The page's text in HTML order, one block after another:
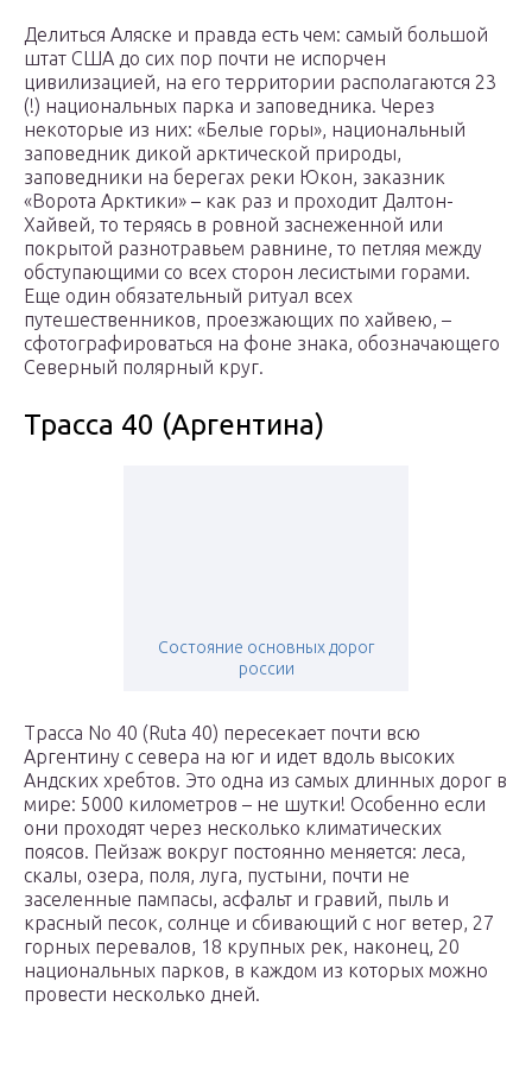
Делиться Аляске и правда есть чем: самый большой
штат США до сих пор почти не испорчен
цивилизацией, на его территории располагаются 23
(!) национальных парка и заповедника. Через
некоторые из них: «Белые горы», национальный
заповедник дикой арктической природы,
заповедники на берегах реки Юкон, заказник
«Ворота Арктики» – как раз и проходит Далтон-
Хайвей, то теряясь в ровной заснеженной или
покрытой разнотравьем равнине, то петляя между
обступающими со всех сторон лесистыми горами.
Еще один обязательный ритуал всех
путешественников, проезжающих по хайвею, –
сфотографироваться на фоне знака, обозначающего
Северный полярный круг.
Трасса 40 (Аргентина)
Состояние основных дорог
россии
Трасса No 40 (Ruta 40) пересекает почти всю
Аргентину с севера на юг и идет вдоль высоких
Андских хребтов. Это одна из самых длинных дорог в
мире: 5000 километров – не шутки! Особенно если
они проходят через несколько климатических
поясов. Пейзаж вокруг постоянно меняется: леса,
скалы, озера, поля, луга, пустыни, почти не
заселенные пампасы, асфальт и гравий, пыль и
красный песок, солнце и сбивающий с ног ветер, 27
горных перевалов, 18 крупных рек, наконец, 20
национальных парков, в каждом из которых можно
провести несколько дней.